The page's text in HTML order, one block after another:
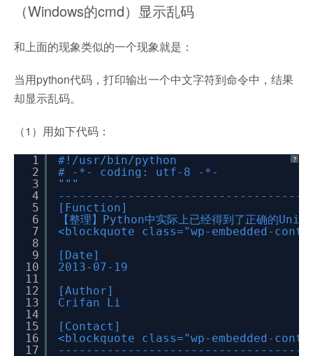
（Windows的cmd）显示乱码
和上面的现象类似的一个现象就是：
当用python代码，打印输出一个中文字符到命令中，结果
却显示乱码。
（1）用如下代码：
?
1
2
3
4
5
6
7
8
9
10
11
12
13
14
15
16
17
#!/usr/bin/python
# -*- coding: utf-8 -*-
"""
[Function]
【整理】Python中实际上已经得到了正确的
<blockquote class="wp-embedded-
[Date]
2013-07-19
[Author]
Crifan Li
[Contact]
<blockquote class="wp-embedded-